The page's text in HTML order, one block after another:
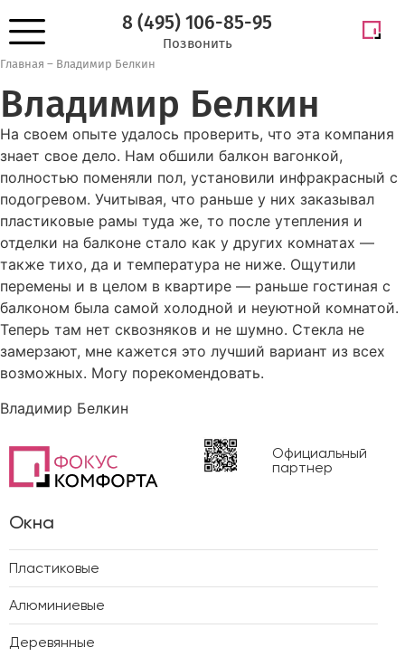
8 (495) 106-85-95
Позвонить
Главная – Владимир Белкин
Владимир Белкин
На своем опыте удалось проверить, что эта компания
знает свое дело. Нам обшили балкон вагонкой,
полностью поменяли пол, установили инфракрасный с
подогревом. Учитывая, что раньше у них заказывал
пластиковые рамы туда же, то после утепления и
отделки на балконе стало как у других комнатах —
также тихо, да и температура не ниже. Ощутили
перемены и в целом в квартире — раньше гостиная с
балконом была самой холодной и неуютной комнатой.
Теперь там нет сквозняков и не шумно. Стекла не
замерзают, мне кажется это лучший вариант из всех
возможных. Могу порекомендовать.
Владимир Белкин
Официальный
партнер
Окна
Пластиковые
Алюминиевые
Деревянные